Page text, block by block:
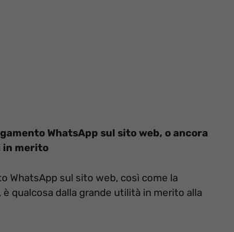
WhatsApp sul sito web, o ancora
in merito
WhatsApp sul sito web, così come la
qualcosa dalla grande utilità in merito alla